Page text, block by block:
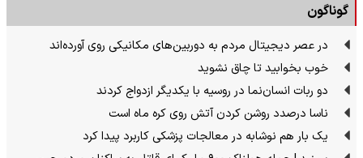
گوناگون
در عصر دیجیتال مردم به دوربین‌های مکانیکی روی آورده‌اند
خوب بخوابید تا چاق نشوید
دو ربات انسان‌نما در روسیه با یکدیگر ازدواج کردند
ناسا درصدد روشن کردن آتش روی کره ماه است
یک بار هم نوشابه در معالجات پزشکی کاربرد پیدا کرد